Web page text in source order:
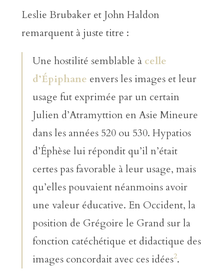
Leslie Brubaker et John Haldon
remarquent à juste titre :
Une hostilité semblable à celle
d’Épiphane envers les images et leur
usage fut exprimée par un certain
Julien d’Atramyttion en Asie Mineure
dans les années 520 ou 530. Hypatios
d’Éphèse lui répondit qu’il n’était
certes pas favorable à leur usage, mais
qu’elles pouvaient néanmoins avoir
une valeur éducative. En Occident, la
position de Grégoire le Grand sur la
fonction catéchétique et didactique des
images concordait avec ces idées2.